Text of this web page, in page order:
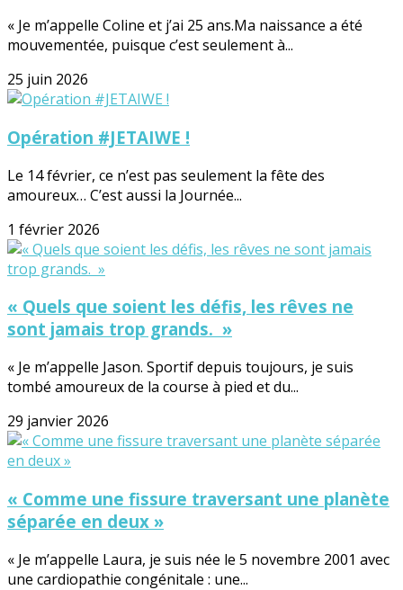
« Je m’appelle Coline et j’ai 25 ans.Ma naissance a été
mouvementée, puisque c’est seulement à...
25 juin 2026
Opération #JETAIWE !
Le 14 février, ce n’est pas seulement la fête des
amoureux… C’est aussi la Journée...
1 février 2026
« Quels que soient les défis, les rêves ne
sont jamais trop grands. »
« Je m’appelle Jason. Sportif depuis toujours, je suis
tombé amoureux de la course à pied et du...
29 janvier 2026
« Comme une fissure traversant une planète
séparée en deux »
« Je m’appelle Laura, je suis née le 5 novembre 2001 avec
une cardiopathie congénitale : une...